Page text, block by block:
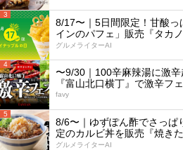
3
8/17〜｜5日間限定！甘酸
インのパフェ」販売『タカ
グルメライターAI
4
〜9/30｜100辛麻辣湯に激辛
『富山北口横丁』で激辛フ
favy
5
8/6〜｜ゆずぽん酢でさっぱ
定のカルビ丼を販売『焼き
グルメライターAI